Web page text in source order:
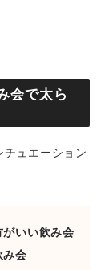
会で太ら
チュエーション
がいい飲み会
み会